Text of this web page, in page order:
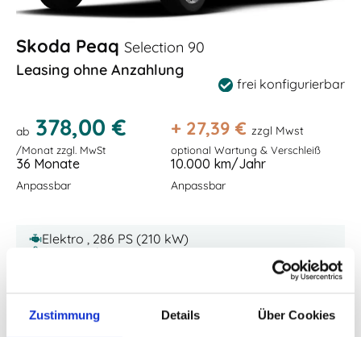
Zustimmung Details Über Cookies
Skoda Peaq Selection 90
Leasing ohne Anzahlung
frei konfigurierbar
ab 378,00 €
/Monat zzgl. MwSt
+ 27,39 € zzgl Mwst
optional Wartung & Verschleiß
36 Monate
Anpassbar
10.000 km/Jahr
Anpassbar
Elektro , 286 PS (210 kW)
Automatik
15,3 kWh/100 km (kombiniert) · 0 g CO2/km (kombiniert) · CO2-
Klasse A